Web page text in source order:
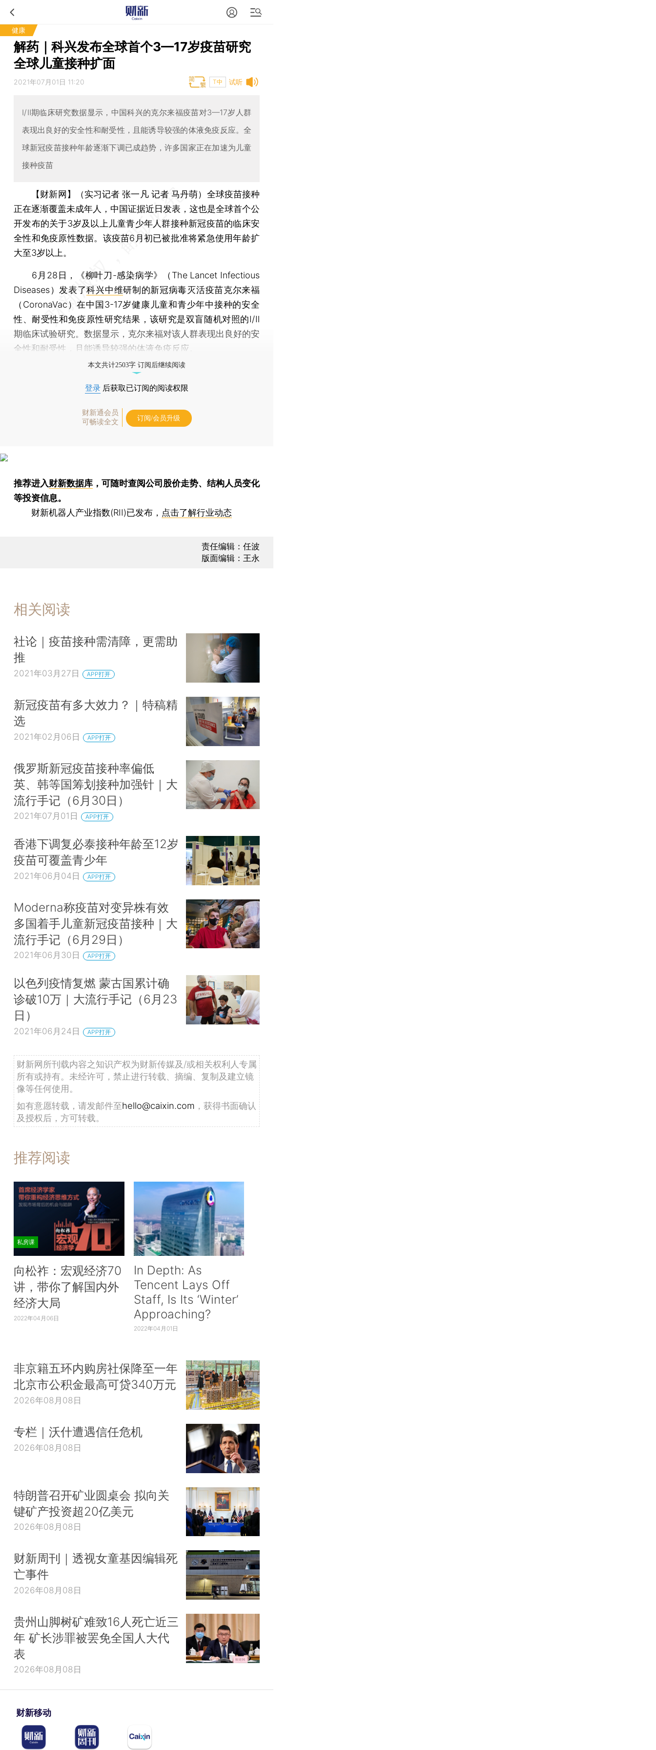
健康
解药｜科兴发布全球首个3—17岁疫苗研究
全球儿童接种扩面
试听
2021年07月01日 11:20 T中
Ⅰ/Ⅱ期临床研究数据显示，中国科兴的克尔来福疫苗对3—17岁人群
表现出良好的安全性和耐受性，且能诱导较强的体液免疫反应。全
球新冠疫苗接种年龄逐渐下调已成趋势，许多国家正在加速为儿童
接种疫苗
【财新网】（实习记者 张一凡 记者 马丹萌） 全球疫苗接种
正在逐渐覆盖未成年人，中国证据近日发表，这也是全球首个公
开发布的关于3岁及以上儿童青少年人群接种新冠疫苗的临床安
全性和免疫原性数据。该疫苗6月初已被批准将紧急使用年龄扩
大至3岁以上。
6月28日，《柳叶刀-感染病学》（The Lancet Infectious
Diseases）发表了科兴中维研制的新冠病毒灭活疫苗克尔来福
（CoronaVac）在中国3-17岁健康儿童和青少年中接种的安全
性、耐受性和免疫原性研究结果，该研究是双盲随机对照的Ⅰ/Ⅱ
期临床试验研究。数据显示，克尔来福对该人群表现出良好的安
全性和耐受性，且能诱导较强的体液免疫反应。
本文共计2503字 订阅后继续阅读
登录 后获取已订阅的阅读权限
财新通会员
可畅读全文
订阅/会员升级
推荐进入财新数据库 ，可随时查阅公司股价走势、结构人员变化
等投资信息。
财新机器人产业指数(RII)已发布， 点击了解行业动态
责任编辑：任波
版面编辑：王永
相关阅读
社论｜疫苗接种需清障，更需助
推
2021年03月27日 APP打开
新冠疫苗有多大效力？｜特稿精
选
2021年02月06日 APP打开
俄罗斯新冠疫苗接种率偏低
英、韩等国筹划接种加强针｜大
流行手记（6月30日）
2021年07月01日 APP打开
香港下调复必泰接种年龄至12岁
疫苗可覆盖青少年
2021年06月04日 APP打开
Moderna称疫苗对变异株有效
多国着手儿童新冠疫苗接种｜大
流行手记（6月29日）
2021年06月30日 APP打开
以色列疫情复燃 蒙古国累计确
诊破10万｜大流行手记（6月23
日）
2021年06月24日 APP打开
财新网所刊载内容之知识产权为财新传媒及/或相关权利人专属
所有或持有。未经许可，禁止进行转载、摘编、复制及建立镜
像等任何使用。
如有意愿转载，请发邮件至hello@caixin.com ，获得书面确认
及授权后，方可转载。
推荐阅读
私房课
向松祚：宏观经济70
讲，带你了解国内外
经济大局
2022年04月06日
In Depth: As
Tencent Lays Off
Staff, Is Its ‘Winter’
Approaching?
2022年04月01日
非京籍五环内购房社保降至一年
北京市公积金最高可贷340万元
2026年08月08日
专栏｜沃什遭遇信任危机
2026年08月08日
特朗普召开矿业圆桌会 拟向关
键矿产投资超20亿美元
2026年08月08日
财新周刊｜透视女童基因编辑死
亡事件
2026年08月08日
贵州山脚树矿难致16人死亡近三
年 矿长涉罪被罢免全国人大代
表
2026年08月08日
财新移动